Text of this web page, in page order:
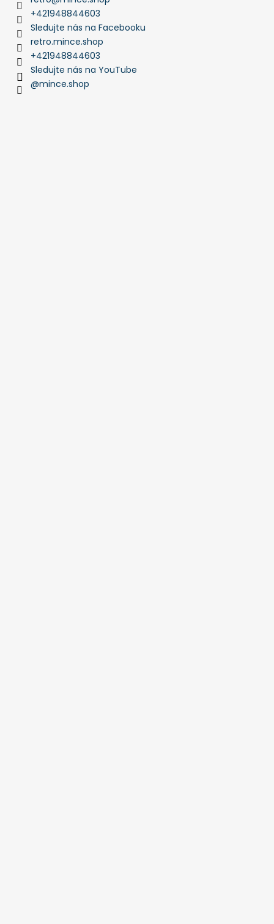
+421948844603
Sledujte nás na Facebooku
retro.mince.shop
+421948844603
Sledujte nás na YouTube
@mince.shop